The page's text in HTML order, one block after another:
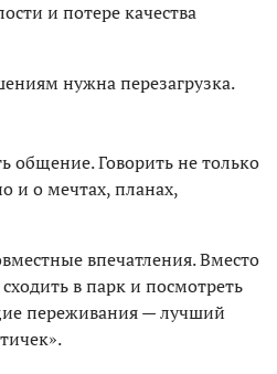
и потере качества
нужна перезагрузка.
общение. Говорить не только
и о мечтах, планах,
впечатления. Вместо
в парк и посмотреть
переживания — лучший